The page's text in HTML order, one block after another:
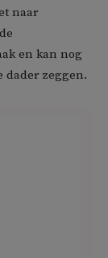
naar
en kan nog
dader zeggen.